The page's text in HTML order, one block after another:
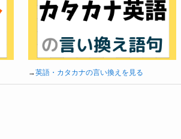
→英語・カタカナの言い換えを見る